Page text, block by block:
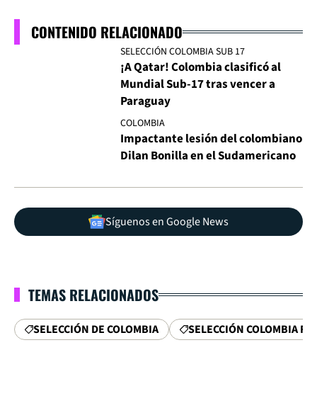
CONTENIDO RELACIONADO
SELECCIÓN COLOMBIA SUB 17
¡A Qatar! Colombia clasificó al
Mundial Sub-17 tras vencer a
Paraguay
COLOMBIA
Impactante lesión del colombiano
Dilan Bonilla en el Sudamericano
Síguenos en Google News
TEMAS RELACIONADOS
SELECCIÓN DE COLOMBIA SELECCIÓN COLOMBIA